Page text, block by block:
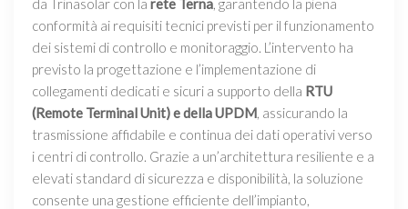
da Trinasolar con la rete Terna, garantendo la piena
conformità ai requisiti tecnici previsti per il funzionamento
dei sistemi di controllo e monitoraggio. L’intervento ha
previsto la progettazione e l’implementazione di
collegamenti dedicati e sicuri a supporto della RTU
(Remote Terminal Unit) e della UPDM, assicurando la
trasmissione affidabile e continua dei dati operativi verso
i centri di controllo. Grazie a un’architettura resiliente e a
elevati standard di sicurezza e disponibilità, la soluzione
consente una gestione efficiente dell’impianto,